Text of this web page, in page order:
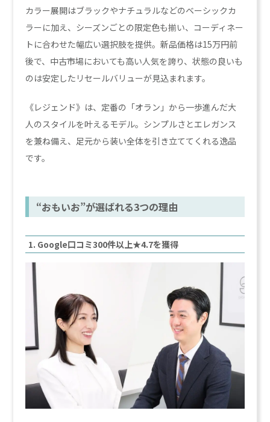
カラー展開はブラックやナチュラルなどのベーシックカ
ラーに加え、シーズンごとの限定色も揃い、コーディネー
トに合わせた幅広い選択肢を提供。新品価格は15万円前
後で、中古市場においても高い人気を誇り、状態の良いも
のは安定したリセールバリューが見込まれます。
《レジェンド》は、定番の「オラン」から一歩進んだ大
人のスタイルを叶えるモデル。シンプルさとエレガンス
を兼ね備え、足元から装い全体を引き立ててくれる逸品
です。
“おもいお”が選ばれる3つの理由
1. Google口コミ300件以上★4.7を獲得